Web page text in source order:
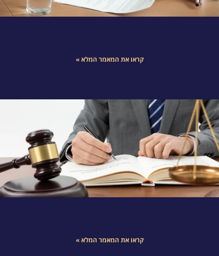
קראו את המאמר המלא »
קראו את המאמר המלא »